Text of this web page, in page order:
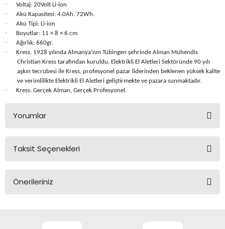
· Voltaj: 20Volt Li-ion
· Akü Kapasitesi: 4.0Ah. 72Wh.
· Akü Tipi: Li-ion
· Boyutlar: 11 × 8 × 6 cm
· Ağırlık: 660gr.
·
Kress, 1928 yılında Almanya’nın Tübingen şehrinde Alman Mühendis
Christian Kress tarafından kuruldu. Elektrikli El Aletleri Sektöründe 90 yılı
aşkın tecrübesi ile Kress, profesyonel pazar liderinden beklenen yüksek kalite
ve verimlilikte Elektrikli El Aletleri geliştirmekte ve pazara sunmaktadır.
· Kress: Gerçek Alman, Gerçek Profesyonel.
Yorumlar
Taksit Seçenekleri
Önerileriniz